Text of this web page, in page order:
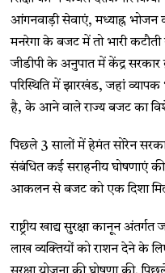
आंगनवाड़ी सेवाएं, मध्याह्न
मनरेगा के बजट में तो भारी
जीडीपी के अनुपात में केंद्र सरकार
परिस्थिति में झारखंड, जहां व्यापक
है, के आने वाले राज्य बजट का
पिछले 3 सालों में हेमंत सोरेन
संबंधित कई सराहनीय घोषणाएं
आकलन से बजट को एक दिशा
राष्ट्रीय खाद्य सुरक्षा कानून
लाख व्यक्तियों को राशन देने के